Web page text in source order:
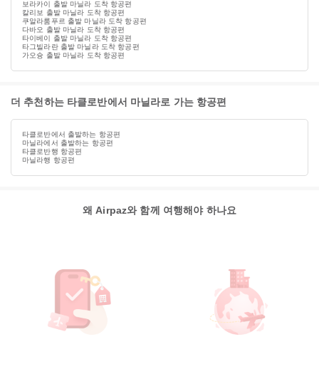
보라카이 출발 마닐라 도착 항공편
칼리보 출발 마닐라 도착 항공편
쿠알라룸푸르 출발 마닐라 도착 항공편
다바오 출발 마닐라 도착 항공편
타이베이 출발 마닐라 도착 항공편
타그빌라란 출발 마닐라 도착 항공편
가오슝 출발 마닐라 도착 항공편
더 추천하는 타클로반에서 마닐라로 가는 항공편
타클로반에서 출발하는 항공편
마닐라에서 출발하는 항공편
타클로반행 항공편
마닐라행 항공편
왜 Airpaz와 함께 여행해야 하나요